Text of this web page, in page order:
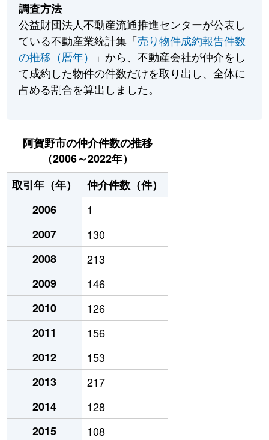
調査方法
公益財団法人不動産流通推進センターが公表し
ている不動産業統計集「売り物件成約報告件数
の推移（暦年）
」から、不動産会社が仲介をし
て成約した物件の件数だけを取り出し、全体に
占める割合を算出しました。
阿賀野市の仲介件数の推移
（2006～2022年）
取引年（年）
仲介件数（件）
2006
1
2007
130
2008
213
2009
146
2010
126
2011
156
2012
153
2013
217
2014
128
2015
108